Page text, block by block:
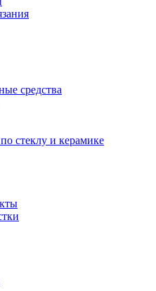
средства
стеклу и керамике